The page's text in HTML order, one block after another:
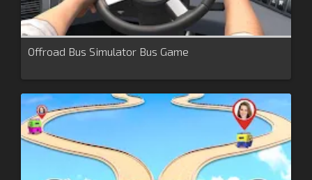
Offroad Bus Simulator Bus Game